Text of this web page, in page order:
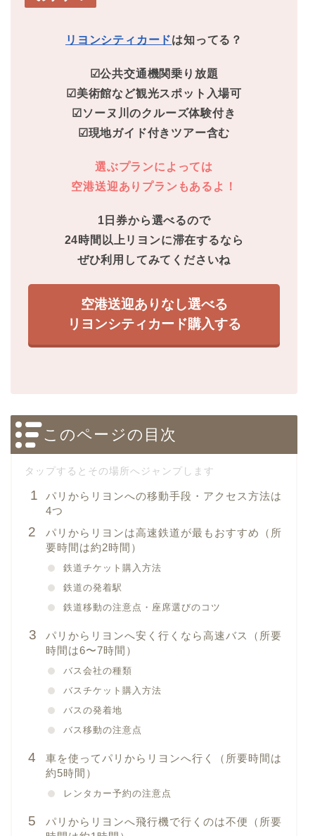
リヨンシティカードは知ってる？
☑公共交通機関乗り放題
☑美術館など観光スポット入場可
☑ソーヌ川のクルーズ体験付き
☑現地ガイド付きツアー含む
選ぶプランによっては
空港送迎ありプランもあるよ！
1日券から選べるので
24時間以上リヨンに滞在するなら
ぜひ利用してみてくださいね
空港送迎ありなし選べる
リヨンシティカード購入する
このページの目次
パリからリヨンへの移動手段・アクセス方法は
4つ
パリからリヨンは高速鉄道が最もおすすめ（所
要時間は約2時間）
鉄道チケット購入方法
鉄道の発着駅
鉄道移動の注意点・座席選びのコツ
パリからリヨンへ安く行くなら高速バス（所要
時間は6〜7時間）
バス会社の種類
バスチケット購入方法
バスの発着地
バス移動の注意点
車を使ってパリからリヨンへ行く（所要時間は
約5時間）
レンタカー予約の注意点
パリからリヨンへ飛行機で行くのは不便（所要